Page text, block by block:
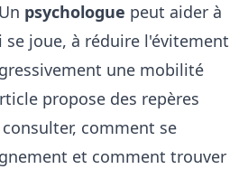
psychologue peut aider à
se joue, à réduire l'évitement
une mobilité
propose des repères
comment se
et comment trouver